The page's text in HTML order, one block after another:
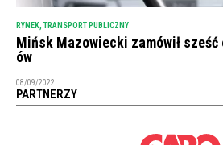
RYNEK, TRANSPORT PUBLICZNY
Mińsk Mazowiecki zamówił
ów
08/09/2022
PARTNERZY